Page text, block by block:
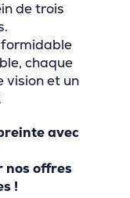
de trois
formidable
chaque
vision et un
avec
nos offres
!